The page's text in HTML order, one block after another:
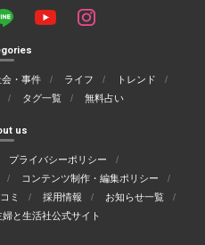
会・事件 ライフ
トレンド
タグ一覧 無料占い
us
プライバシーポリシー
コンテンツ制作・編集ポリシー
ミ 採用情報
お知らせ一覧
婦と生活社公式サイト